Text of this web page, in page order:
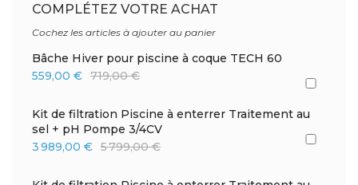
COMPLÉTEZ VOTRE ACHAT
Cochez les articles à ajouter au panier
Bâche Hiver pour piscine à coque TECH 60
559,00 € 719,00 €
Kit de filtration Piscine à enterrer Traitement au
sel + pH Pompe 3/4CV
3 989,00 € 5 799,00 €